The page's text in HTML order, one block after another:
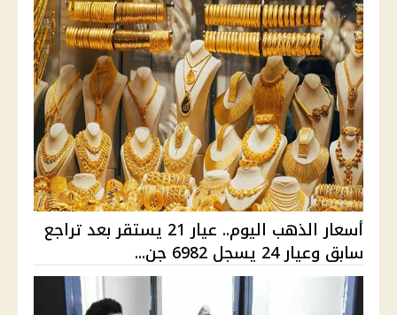
أسعار الذهب اليوم.. عيار 21 يستقر بعد تراجع
سابق وعيار 24 يسجل 6982 جن...